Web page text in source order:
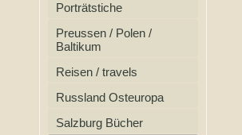
Porträtstiche
Preussen / Polen /
Baltikum
Reisen / travels
Russland Osteuropa
Salzburg Bücher